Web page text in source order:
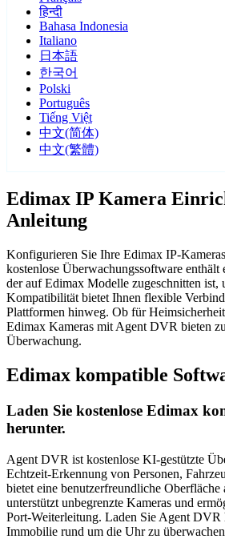
हिन्दी
Bahasa Indonesia
Italiano
日本語
한국어
Polski
Português
Tiếng Việt
中文(简体)
中文(繁體)
Edimax IP Kamera
Anleitung
Konfigurieren Sie Ihre Edimax IP-
kostenlose Überwachungssoftware enthält
der auf Edimax Modelle zugeschnitten
Kompatibilität bietet Ihnen flexible
Plattformen hinweg. Ob für
Edimax Kameras mit Agent DVR bieten
Überwachung.
Edimax kompatible
Laden Sie kostenlose Edimax
herunter.
Agent DVR ist kostenlose KI-gestützte
Echtzeit-Erkennung von Personen,
bietet eine benutzerfreundliche Oberfläche
unterstützt unbegrenzte Kameras und
Port-Weiterleitung. Laden Sie Agent DVR
Immobilie rund um die Uhr zu